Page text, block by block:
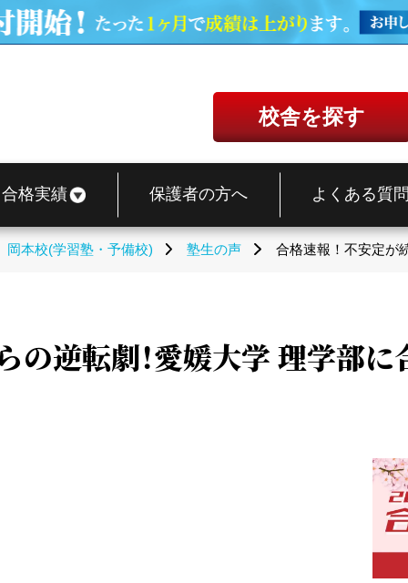
校舎を探す
合格実績 保護者の方へ よくある質問
岡本校(学習塾・予備校) 塾生の声 合格速報！不安定が
の逆転劇！愛媛大学 理学部に